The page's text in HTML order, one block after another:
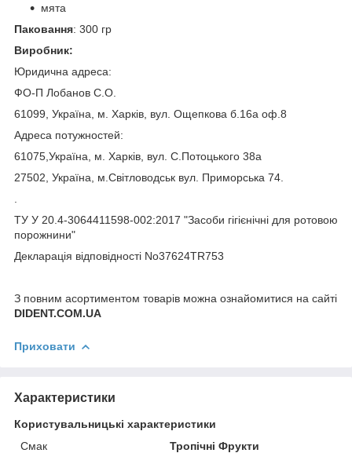
мята
Паковання: 300 гр
Виробник:
Юридична адреса:
ФО-П Лобанов С.О.
61099, Україна, м. Харків, вул. Ощепкова б.16а оф.8
Адреса потужностей:
61075,Україна, м. Харків, вул. С.Потоцького 38а
27502, Україна, м.Світловодськ вул. Приморська 74.
ТУ У 20.4-3064411598-002:2017 "Засоби гігієнічні для ротовою
порожнини"
Декларація відповідності No37624TR753
З повним асортиментом товарів можна ознайомитися на сайті
DIDENT.COM.UA
Приховати
Характеристики
Користувальницькі характеристики
Смак
Тропічні Фрукти